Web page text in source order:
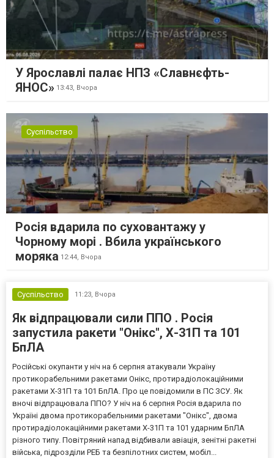
У Ярославлі палає НПЗ «Славнєфть-
ЯНОС» 13:43, Вчора
Суспільство
Росія вдарила по суховантажу у
Чорному морі . Вбила українського
моряка 12:44, Вчора
Суспільство 11:23, Вчора
Як відпрацювали сили ППО . Росія
запустила ракети "Онікс", Х-31П та 101
БпЛА
Російські окупанти у ніч на 6 серпня атакували Україну
протикорабельними ракетами Онікс, протирадіолокаційними
ракетами Х-31П та 101 БпЛА. Про це повідомили в ПС ЗСУ. Як
вночі відпрацювала ППО? У ніч на 6 серпня Росія вдарила по
Україні двома протикорабельними ракетами "Онікс", двома
протирадіолокаційними ракетами Х-31П та 101 ударним БпЛА
різного типу. Повітряний напад відбивали авіація, зенітні ракетні
війська, підрозділи РЕБ та безпілотних систем, мобіл...